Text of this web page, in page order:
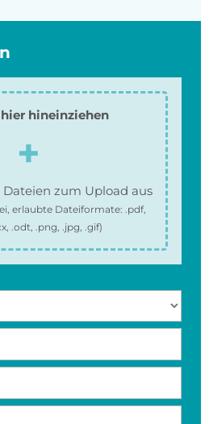
hineinziehen
zum Upload aus
erlaubte Dateiformate: .pdf,
.odt, .png, .jpg, .gif)